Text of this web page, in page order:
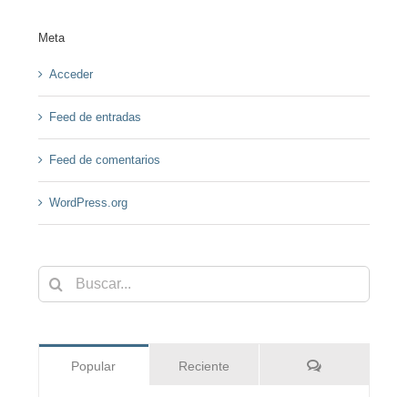
Meta
Acceder
Feed de entradas
Feed de comentarios
WordPress.org
Buscar:
Popular Reciente Comentarios